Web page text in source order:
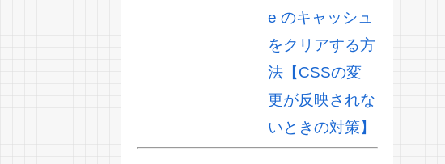
e のキャッシュ
をクリアする方
法【CSSの変
更が反映されな
いときの対策】